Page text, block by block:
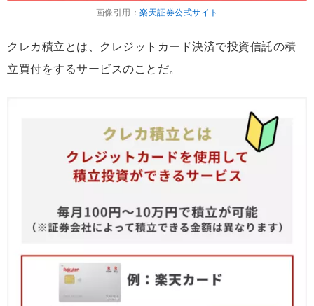
画像引用： 楽天証券公式サイト
クレカ積立とは、クレジットカード決済で投資信託の積
立買付をするサービスのことだ。